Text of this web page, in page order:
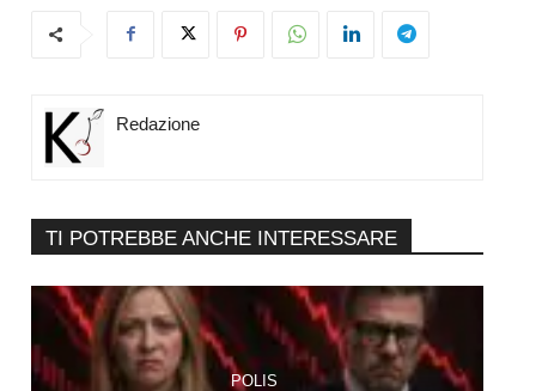
Redazione
TI POTREBBE ANCHE INTERESSARE
POLIS